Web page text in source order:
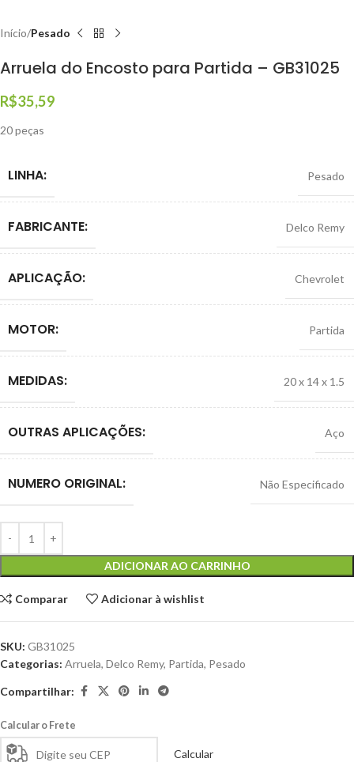
Início Pesado
Arruela do Encosto para Partida – GB31025
R$35,59
20 peças
LINHA: Pesado
FABRICANTE: Delco Remy
APLICAÇÃO: Chevrolet
MOTOR: Partida
MEDIDAS: 20 x 14 x 1.5
OUTRAS APLICAÇÕES: Aço
NUMERO ORIGINAL: Não Especificado
ADICIONAR AO CARRINHO
Comparar Adicionar à wishlist
SKU: GB31025
Categorias: Arruela, Delco Remy, Partida, Pesado
Compartilhar:
Calcular o Frete
Calcular